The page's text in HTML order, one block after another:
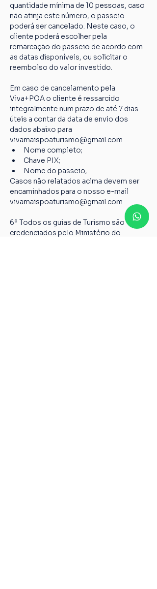
quantidade mínima de 10 pessoas, caso
não atinja este número, o passeio
poderá ser cancelado. Neste caso, o
cliente poderá escolher pela
remarcação do passeio de acordo com
as datas disponíveis, ou solicitar o
reembolso do valor investido.
Em caso de cancelamento pela
Viva+POA o cliente é ressarcido
integralmente num prazo de até 7 dias
úteis a contar da data de envio dos
dados abaixo para
vivamaispoaturismo@gmail.com
Nome completo;
Chave PIX;
Nome do passeio;
Casos não relatados acima devem ser
encaminhados para o nosso e-mail
vivamaispoaturismo@gmail.com
6º Todos os guias de Turismo são
credenciados pelo Ministério do